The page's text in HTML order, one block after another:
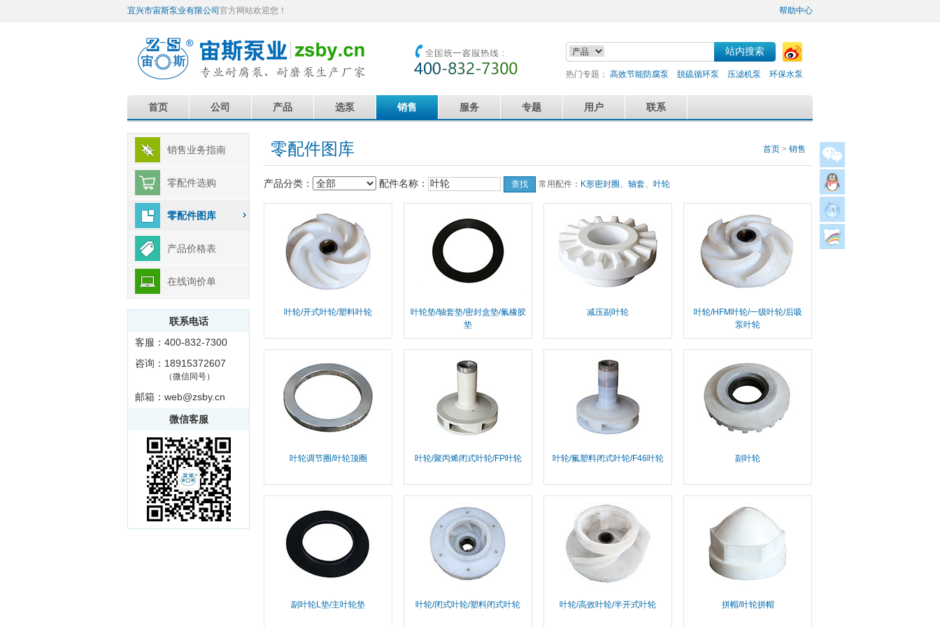
宜兴市宙斯泵业有限公司 官方网站欢迎您！ 帮助中心
热门专题： 高效节能防腐泵 脱硫循环泵 压滤机泵 环保水泵
首页 公司 产品 选泵 销售 服务 专题 用户 联系
销售业务指南
零配件选购
零配件图库
产品价格表
在线询价单
联系电话
客服：400-832-7300
咨询：18915372607
（微信同号）
邮箱：web@zsby.cn
微信客服
零配件图库 首页 > 销售
产品分类： 配件名称： 常用配件： K形密封圈 、 轴套、 叶轮
叶轮/开式叶轮/塑料叶轮
叶轮垫/轴套垫/密封盒垫/氟橡胶
垫
减压副叶轮
叶轮/HFM叶轮/一级叶轮/后吸
泵叶轮
叶轮调节圈/叶轮顶圈 叶轮/聚丙烯闭式叶轮/FP叶轮 叶轮/氟塑料闭式叶轮/F46叶轮 副叶轮
副叶轮L垫/主叶轮垫 叶轮/闭式叶轮/塑料闭式叶轮 叶轮/高效叶轮/半开式叶轮 拼帽/叶轮拼帽